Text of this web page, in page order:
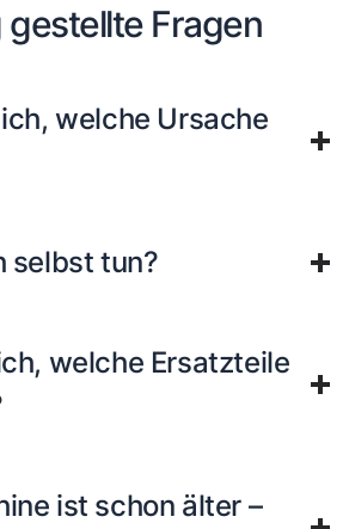
gestellte Fragen
welche Ursache
selbst tun?
welche Ersatzteile
ist schon älter –